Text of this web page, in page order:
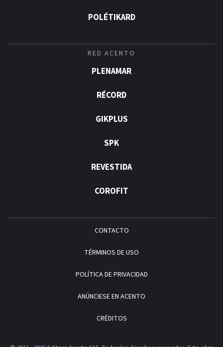
POLÉTIKARD
RED ACENTO
PLENAMAR
RÉCORD
GIKPLUS
SPK
REVESTIDA
COROFIT
CONTACTO
TÉRMINOS DE USO
POLÍTICA DE PRIVACIDAD
ANÚNCIESE EN ACENTO
CRÉDITOS